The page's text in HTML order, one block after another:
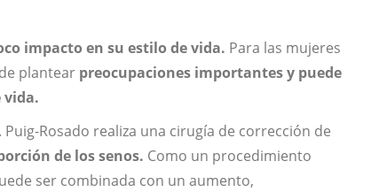
impacto en su estilo de vida. Para las mujeres
plantear preocupaciones importantes y puede
vida.
Rosado realiza una cirugía de corrección de
de los senos. Como un procedimiento
ser combinada con un aumento,